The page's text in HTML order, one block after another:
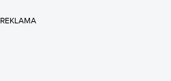
REKLAMA